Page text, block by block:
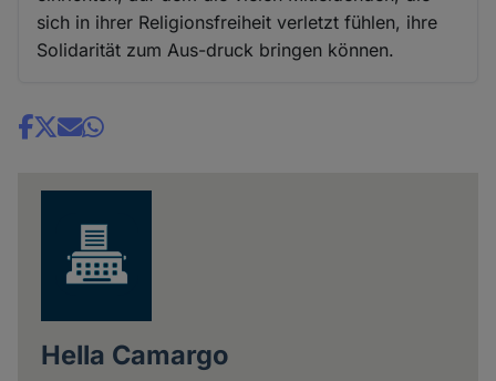
sich in ihrer Religionsfreiheit verletzt fühlen, ihre
Solidarität zum Aus-druck bringen können.
Share
Hella Camargo